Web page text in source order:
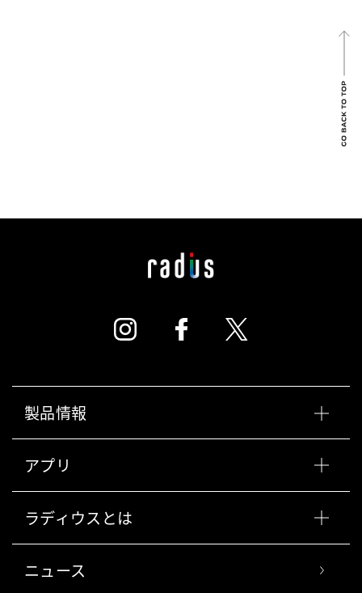
製品情報
アプリ
ラディウスとは
ニュース